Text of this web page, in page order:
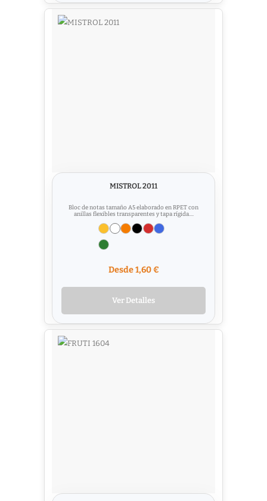
MISTROL 2011
Bloc de notas tamaño A5 elaborado en RPET con
anillas flexibles transparentes y tapa rígida....
Desde 1,60 €
Ver Detalles